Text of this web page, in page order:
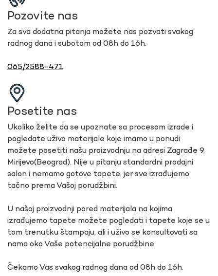
Pozovite nas
Za sva dodatna pitanja možete nas pozvati svakog
radnog dana i subotom od 08h do 16h.
065/2588-471
Posetite nas
Ukoliko želite da se upoznate sa procesom izrade i
pogledate uživo materijale koje imamo u ponudi
možete posetiti našu proizvodnju na adresi Zagrađe 9,
Mirijevo(Beograd). Nije u pitanju standardni prodajni
salon i nemamo gotove tapete, jer sve izrađujemo
tačno prema Vašoj porudžbini.
U našoj proizvodnji pored materijala na kojima
izrađujemo tapete možete pogledati i tapete koje se u
tom trenutku štampaju, ali i uživo se konsultovati sa
nama oko Vaše potencijalne porudžbine.
Čekamo Vas svakog radnog dana od 08h do 16h.